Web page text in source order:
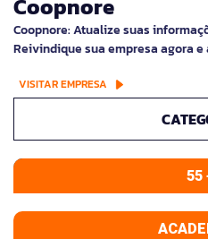
Coopnore
Coopnore: Atualize suas
Reivindique sua empresa agora
VISITAR EMPRESA
55